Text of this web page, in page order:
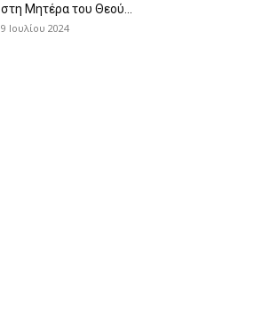
στη Μητέρα του Θεού...
9 Ιουλίου 2024